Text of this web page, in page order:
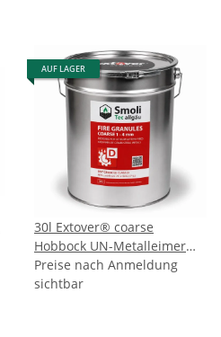
AUF LAGER
30l Extover® coarse
Hobbock UN-Metalleimer
Brandschutzgranulat
Preise nach Anmeldung
sichtbar